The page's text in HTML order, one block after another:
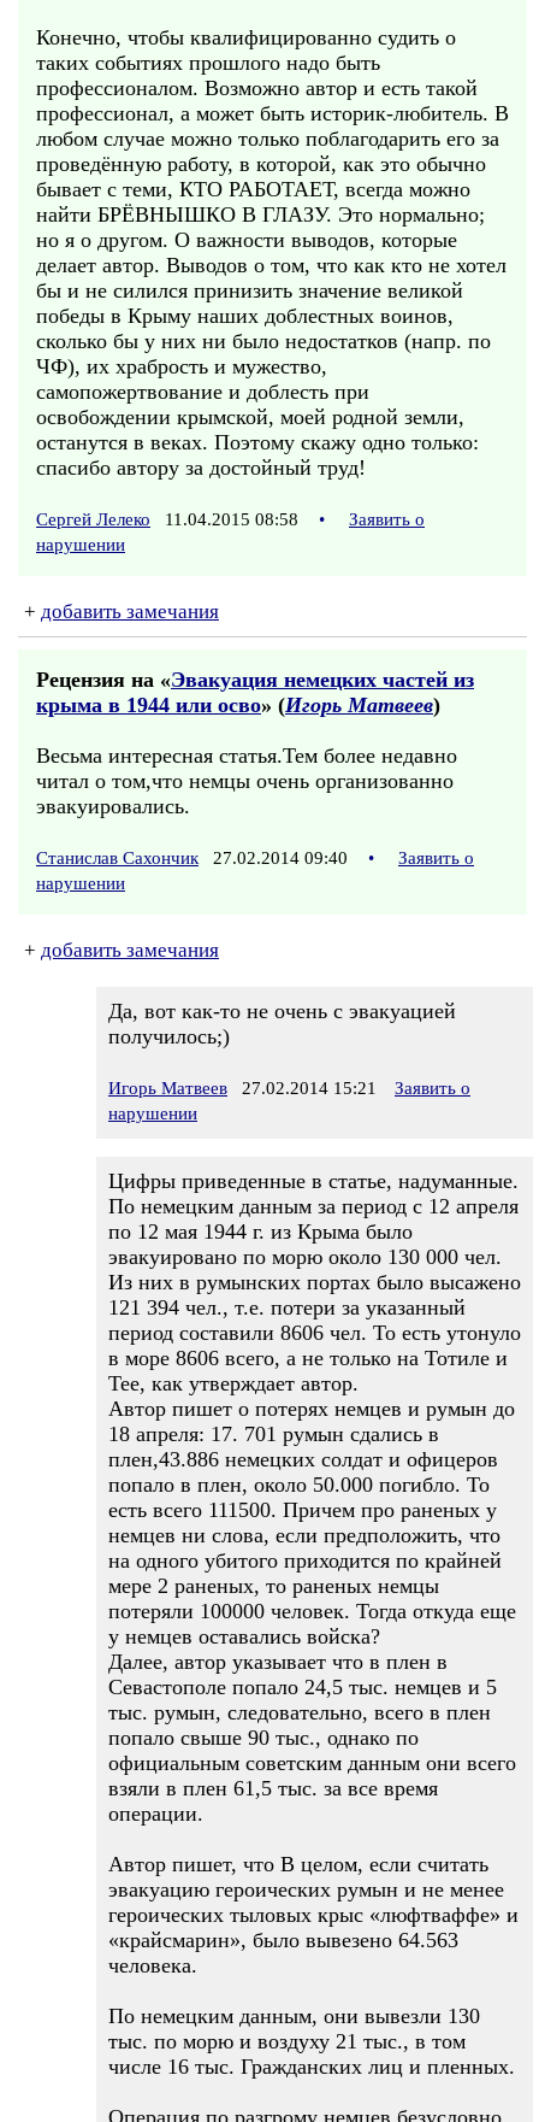
Конечно, чтобы квалифицированно судить о
таких событиях прошлого надо быть
профессионалом. Возможно автор и есть такой
профессионал, а может быть историк-любитель. В
любом случае можно только поблагодарить его за
проведённую работу, в которой, как это обычно
бывает с теми, КТО РАБОТАЕТ, всегда можно
найти БРЁВНЫШКО В ГЛАЗУ. Это нормально;
но я о другом. О важности выводов, которые
делает автор. Выводов о том, что как кто не хотел
бы и не силился принизить значение великой
победы в Крыму наших доблестных воинов,
сколько бы у них ни было недостатков (напр. по
ЧФ), их храбрость и мужество,
самопожертвование и доблесть при
освобождении крымской, моей родной земли,
останутся в веках. Поэтому скажу одно только:
спасибо автору за достойный труд!
Сергей Лелеко 11.04.2015 08:58 •
Заявить о
нарушении
+ добавить замечания
Рецензия на «Эвакуация немецких частей из
крыма в 1944 или осво» (Игорь Матвеев)
Весьма интересная статья.Тем более недавно
читал о том,что немцы очень организованно
эвакуировались.
Станислав Сахончик 27.02.2014 09:40 •
Заявить о
нарушении
+ добавить замечания
Да, вот как-то не очень с эвакуацией
получилось;)
Игорь Матвеев 27.02.2014 15:21
Заявить о
нарушении
Цифры приведенные в статье, надуманные.
По немецким данным за период с 12 апреля
по 12 мая 1944 г. из Крыма было
эвакуировано по морю около 130 000 чел.
Из них в румынских портах было высажено
121 394 чел., т.е. потери за указанный
период составили 8606 чел. То есть утонуло
в море 8606 всего, а не только на Тотиле и
Тее, как утверждает автор.
Автор пишет о потерях немцев и румын до
18 апреля: 17. 701 румын сдались в
плен,43.886 немецких солдат и офицеров
попало в плен, около 50.000 погибло. То
есть всего 111500. Причем про раненых у
немцев ни слова, если предположить, что
на одного убитого приходится по крайней
мере 2 раненых, то раненых немцы
потеряли 100000 человек. Тогда откуда еще
у немцев оставались войска?
Далее, автор указывает что в плен в
Севастополе попало 24,5 тыс. немцев и 5
тыс. румын, следовательно, всего в плен
попало свыше 90 тыс., однако по
официальным советским данным они всего
взяли в плен 61,5 тыс. за все время
операции.
Автор пишет, что В целом, если считать
эвакуацию героических румын и не менее
героических тыловых крыс «люфтваффе» и
«крайсмарин», было вывезено 64.563
человека.
По немецким данным, они вывезли 130
тыс. по морю и воздуху 21 тыс., в том
числе 16 тыс. Гражданских лиц и пленных.
Операция по разгрому немцев безусловно